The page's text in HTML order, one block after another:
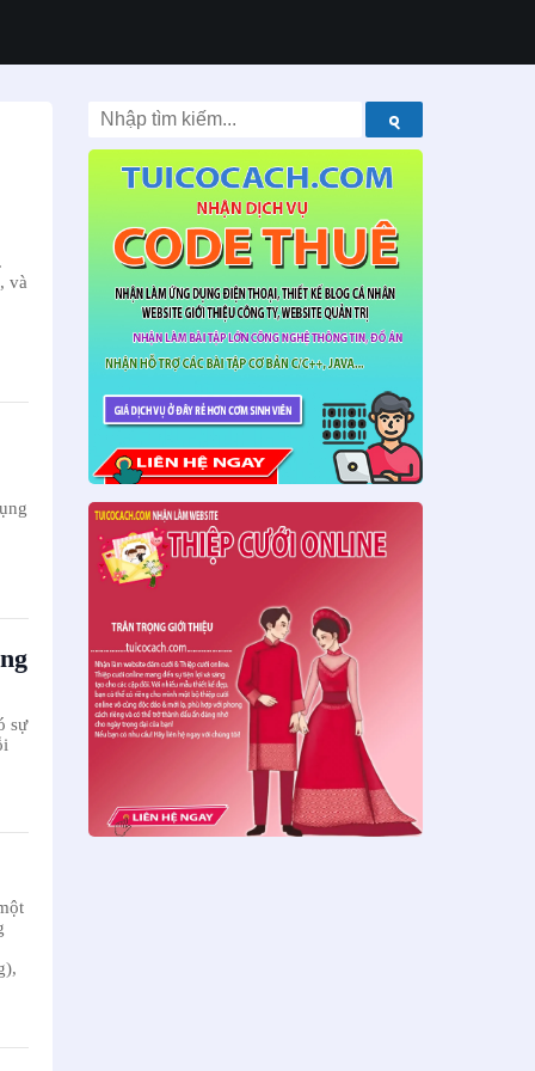
và
sự